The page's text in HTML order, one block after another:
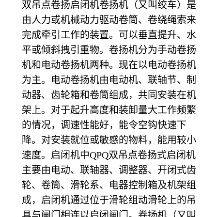
双吊点卷扬启闭机卷扬机（又叫绞车）是
由人力或机械动力驱动卷筒、卷绕绳索来
完成牵引工作的装置。可以垂直提升、水
平或倾斜拽引重物。卷扬机分为手动卷扬
机和电动卷扬机两种。现在以电动卷扬机
为主。电动卷扬机由电动机、联轴节、制
动器、齿轮箱和卷筒组成，共同安装在机
架上。对于起升高度和装卸量大工作频繁
的情况，调速性能好，能令空钩快速下
降。对安装就位或敏感的物料，能用较小
速度。启闭机中QPQ双吊点卷扬式启闭机
主要由电动、联轴器、调整器、开闭式齿
轮、卷筒、滑轮系、电器控制箱及机架组
成，启闭机通过位于滑轮组动滑轮上的吊